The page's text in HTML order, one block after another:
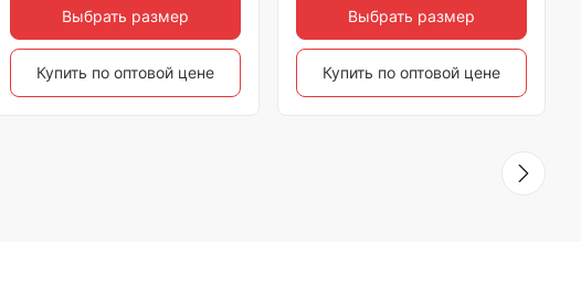
Выбрать размер
Купить по оптовой цене
Выбрать размер
Купить по оптовой цене